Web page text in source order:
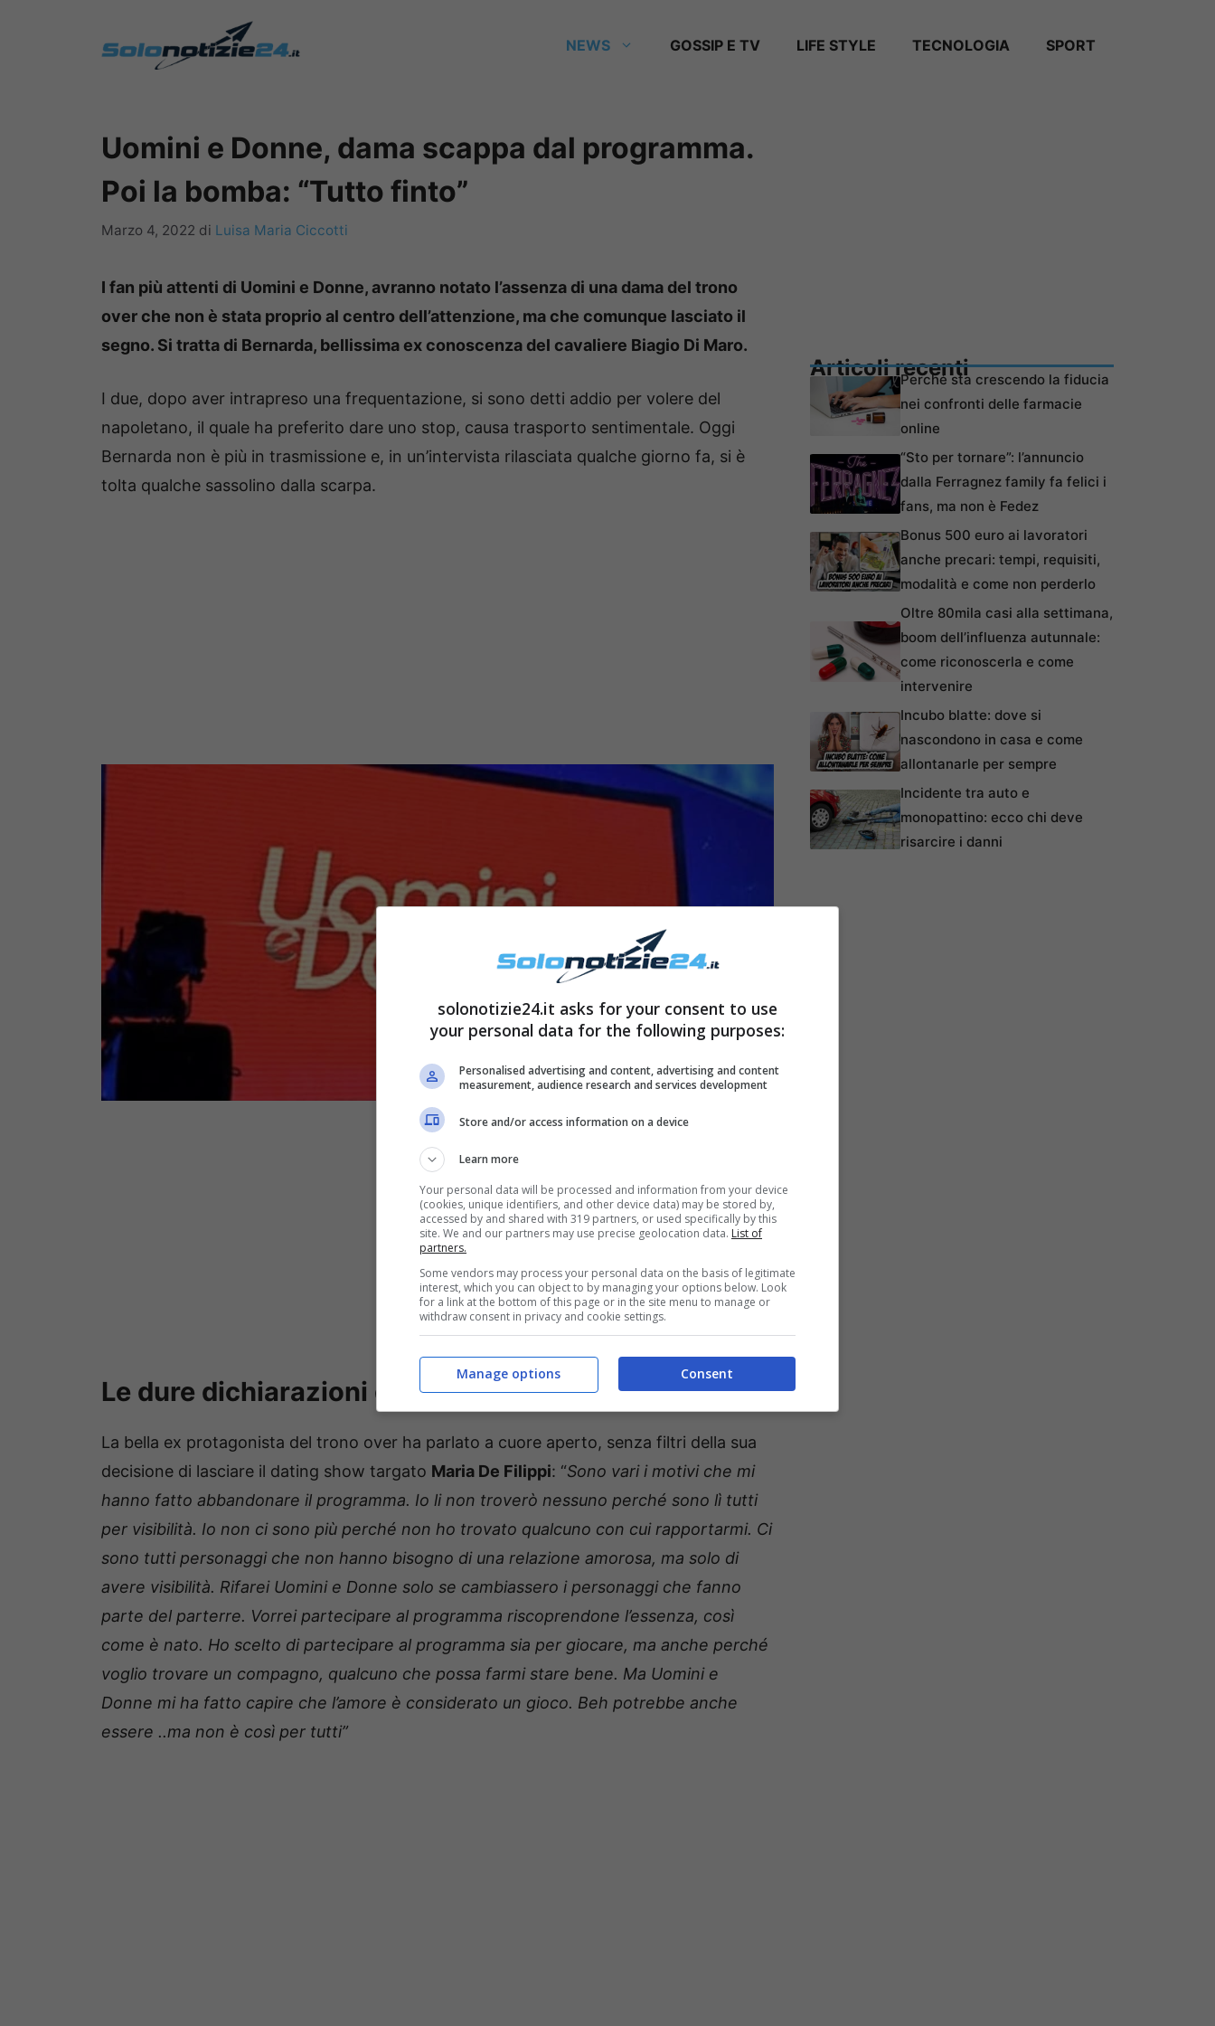
NEWS GOSSIP E TV LIFE STYLE TECNOLOGIA SPORT
Uomini e Donne, dama scappa dal programma.
Poi la bomba: “Tutto finto”
Marzo 4, 2022 di Luisa Maria Ciccotti
I fan più attenti di Uomini e Donne, avranno notato l’assenza di una dama del trono
over che non è stata proprio al centro dell’attenzione, ma che comunque lasciato il
segno. Si tratta di Bernarda, bellissima ex conoscenza del cavaliere Biagio Di Maro.
I due, dopo aver intrapreso una frequentazione, si sono detti addio per volere del
napoletano, il quale ha preferito dare uno stop, causa trasporto sentimentale. Oggi
Bernarda non è più in trasmissione e, in un’intervista rilasciata qualche giorno fa, si è
tolta qualche sassolino dalla scarpa.
Le dure dichiarazioni della dama di Uomini e Donne
La bella ex protagonista del trono over ha parlato a cuore aperto, senza filtri della sua
decisione di lasciare il dating show targato Maria De Filippi: “Sono vari i motivi che mi
hanno fatto abbandonare il programma. Io li non troverò nessuno perché sono lì tutti
per visibilità. Io non ci sono più perché non ho trovato qualcuno con cui rapportarmi. Ci
sono tutti personaggi che non hanno bisogno di una relazione amorosa, ma solo di
avere visibilità. Rifarei Uomini e Donne solo se cambiassero i personaggi che fanno
parte del parterre. Vorrei partecipare al programma riscoprendone l’essenza, così
come è nato. Ho scelto di partecipare al programma sia per giocare, ma anche perché
voglio trovare un compagno, qualcuno che possa farmi stare bene. Ma Uomini e
Donne mi ha fatto capire che l’amore è considerato un gioco. Beh potrebbe anche
essere ..ma non è così per tutti”
Articoli recentiPerché sta crescendo la fiducia
nei confronti delle farmacie
online
“Sto per tornare”: l’annuncio
dalla Ferragnez family fa felici i
fans, ma non è Fedez
Bonus 500 euro ai lavoratori
anche precari: tempi, requisiti,
modalità e come non perderlo
Oltre 80mila casi alla settimana,
boom dell’influenza autunnale:
come riconoscerla e come
intervenire
Incubo blatte: dove si
nascondono in casa e come
allontanarle per sempre
Incidente tra auto e
monopattino: ecco chi deve
risarcire i danni
solonotizie24.it asks for your consent to use
your personal data for the following purposes:
Personalised advertising and content, advertising and content
measurement, audience research and services development
Store and/or access information on a device
Learn more
Your personal data will be processed and information from your device
(cookies, unique identifiers, and other device data) may be stored by,
accessed by and shared with 319 partners, or used specifically by this
site. We and our partners may use precise geolocation data. List of
partners.
Some vendors may process your personal data on the basis of legitimate
interest, which you can object to by managing your options below. Look
for a link at the bottom of this page or in the site menu to manage or
withdraw consent in privacy and cookie settings.
Consent
Manage options